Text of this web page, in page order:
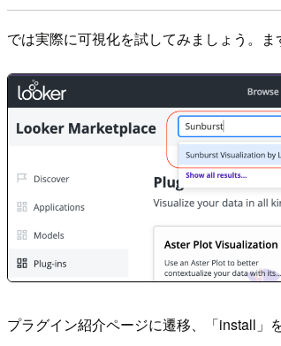
では実際に可視化を試してみましょう。
プラグイン紹介ページに遷移、「install」を